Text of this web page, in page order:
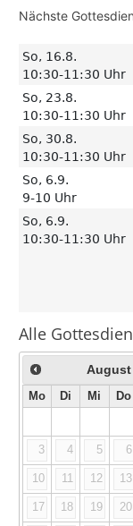
Nächste
Alle
August
Mo Di Mi Do
3 4 5 6
10 11 12 13
17 18 19 20